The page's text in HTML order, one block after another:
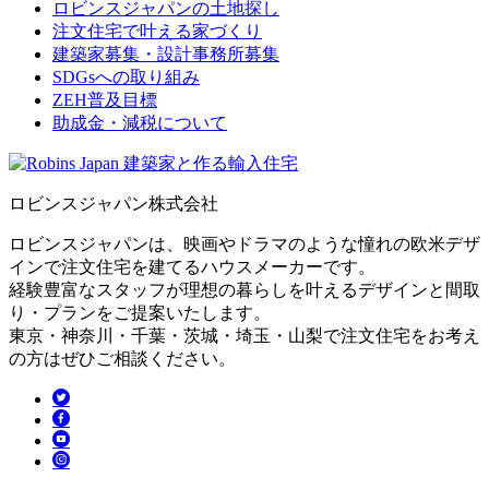
ロビンスジャパンの土地探し
注文住宅で叶える家づくり
建築家募集・設計事務所募集
SDGsへの取り組み
ZEH普及目標
助成金・減税について
ロビンスジャパン株式会社
ロビンスジャパンは、映画やドラマのような憧れの欧米デザ
インで注文住宅を建てるハウスメーカーです。
経験豊富なスタッフが理想の暮らしを叶えるデザインと間取
り・プランをご提案いたします。
東京・神奈川・千葉・茨城・埼玉・山梨で注文住宅をお考え
の方はぜひご相談ください。